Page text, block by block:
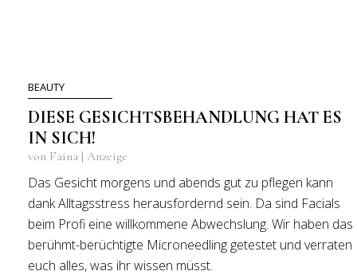
BEAUTY
DIESE GESICHTSBEHANDLUNG HAT ES
IN SICH!
von Faina | Anzeige
Das Gesicht morgens und abends gut zu pflegen kann
dank Alltagsstress herausfordernd sein. Da sind Facials
beim Profi eine willkommene Abwechslung. Wir haben das
berühmt-berüchtigte Microneedling getestet und verraten
euch alles, was ihr wissen müsst.